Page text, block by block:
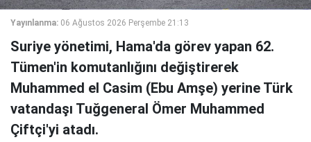
Yayınlanma: 06 Ağustos 2026 Perşembe 21:13
Suriye yönetimi, Hama'da görev yapan 62.
Tümen'in komutanlığını değiştirerek
Muhammed el Casim (Ebu Amşe) yerine Türk
vatandaşı Tuğgeneral Ömer Muhammed
Çiftçi'yi atadı.